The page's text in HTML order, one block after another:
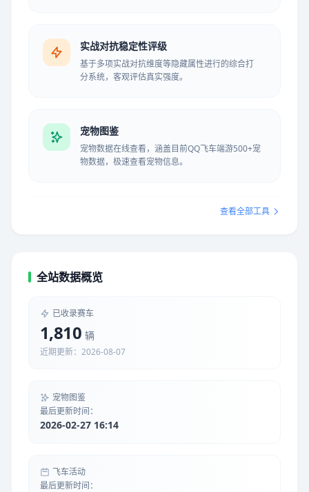
实战对抗稳定性评级
基于多项实战对抗维度等隐藏属性进行的综合打
分系统，客观评估真实强度。
宠物图鉴
宠物数据在线查看，涵盖目前QQ飞车端游500+宠
物数据，极速查看宠物信息。
查看全部工具
全站数据概览
已收录赛车
1,810辆
近期更新：2026-08-07
宠物图鉴
最后更新时间：
2026-02-27 16:14
飞车活动
最后更新时间：